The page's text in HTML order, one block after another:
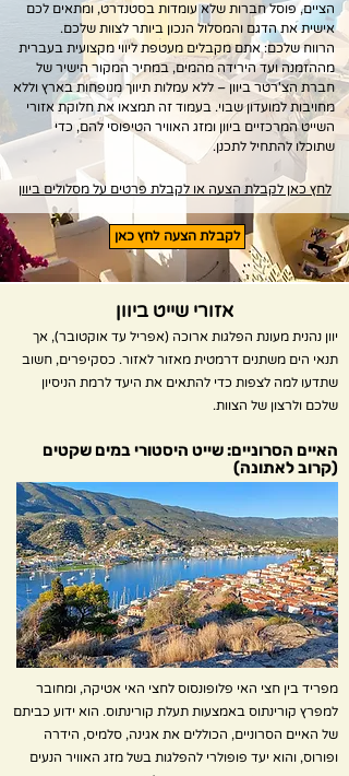
הציים, פוסל חברות שלא עומדות בסטנדרט, ומתאים לכם
אישית את הדגם והמסלול הנכון ביותר לצוות שלכם.
הרווח שלכם: אתם מקבלים מעטפת ליווי מקצועית בעברית
מההזמנה ועד הירידה מהמים, במחיר המקור הישיר של
חברת הצ'רטר ביוון – ללא עמלות תיווך מנופחות בארץ וללא
מחויבות למועדון שבוי. בעמוד זה תמצאו את חלוקת אזורי
השייט המרכזיים ביוון ומזג האוויר הטיפוסי להם, כדי
שתוכלו להתחיל לתכנן.
לחץ כאן לקבלת הצעה או לקבלת פרטים על מסלולים ביוון
לקבלת הצעה לחץ כאן
אזורי שייט ביוון
יוון נהנית מעונת הפלגות ארוכה (אפריל עד אוקטובר), אך
תנאי הים משתנים דרמטית מאזור לאזור. כסקיפרים, חשוב
שתדעו למה לצפות כדי להתאים את היעד לרמת הניסיון
שלכם ולרצון של הצוות.
האיים הסרוניים: שייט היסטורי במים שקטים
(קרוב לאתונה)
​מפריד בין חצי האי פלופונסוס לחצי האי אטיקה, ומחובר
למפרץ קורינתוס באמצעות תעלת קורינתוס. הוא ידוע כביתם
של האיים הסרוניים, הכוללים את אגינה, סלמיס, הידרה
ופורוס, והוא יעד פופולרי להפלגות בשל מזג האוויר הנעים